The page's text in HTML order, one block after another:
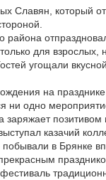
Славян, который
района
для взрослых,
угощали
на
ни одно
заряжает позитивом
казачий
побывали в Брянке